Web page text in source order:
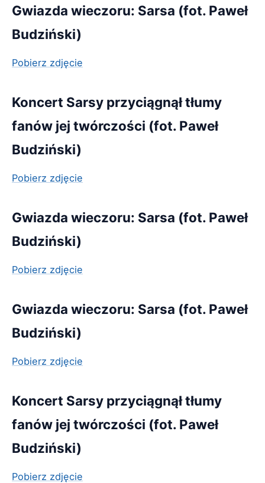
Gwiazda wieczoru: Sarsa (fot. Paweł
Budziński)
Pobierz zdjęcie
Koncert Sarsy przyciągnął tłumy
fanów jej twórczości (fot. Paweł
Budziński)
Pobierz zdjęcie
Gwiazda wieczoru: Sarsa (fot. Paweł
Budziński)
Pobierz zdjęcie
Gwiazda wieczoru: Sarsa (fot. Paweł
Budziński)
Pobierz zdjęcie
Koncert Sarsy przyciągnął tłumy
fanów jej twórczości (fot. Paweł
Budziński)
Pobierz zdjęcie